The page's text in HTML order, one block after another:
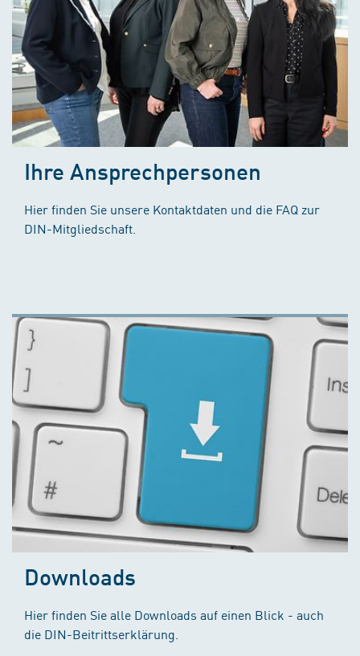
Ihre Ansprechpersonen
Hier finden Sie unsere Kontaktdaten und die FAQ zur
DIN-Mitgliedschaft.
Downloads
Hier finden Sie alle Downloads auf einen Blick - auch
die DIN-Beitrittserklärung.